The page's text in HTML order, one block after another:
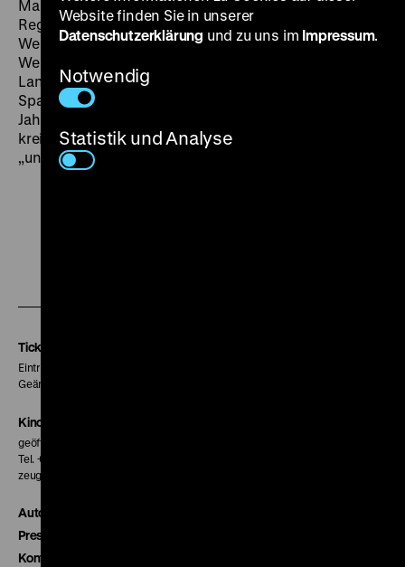
Marker - eine Art Brief aus der Gegenwart an den
Regisseur und fragt sich: Auf welche Weise würde
Welles sich heute ausdrücken? The Eyes of Orson
Welles reist in europäische und amerikanische
Landschaften, die Welles gut kannte, nach Italien,
Spanien, Kalifornien und Arizona. Cousins Film stellt
Jahrzehnte überspannende Verbindungen her und
kreiert feinsinnig einen Dialog zwischen „seiner“ und
„unserer“ Welt. (mlf)
Tickets
Eintritt 5 €
Geänderte Preise sind im Programm vermerkt.
Kinokasse
geöffnet 30 Minuten vor Beginn der ersten Vorstellung
Tel. + 49 30 20304-770
zeughauskino@dhm.de
Autor*innen
Presse
Kontakt
Website finden Sie in unserer
Datenschutzerklärung und zu uns im Impressum.
Notwendig
Statistik und Analyse